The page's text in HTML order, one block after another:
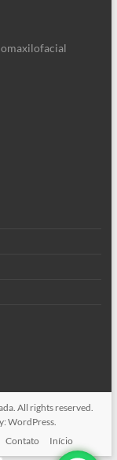
. All rights reserved.
WordPress.
Contato Início